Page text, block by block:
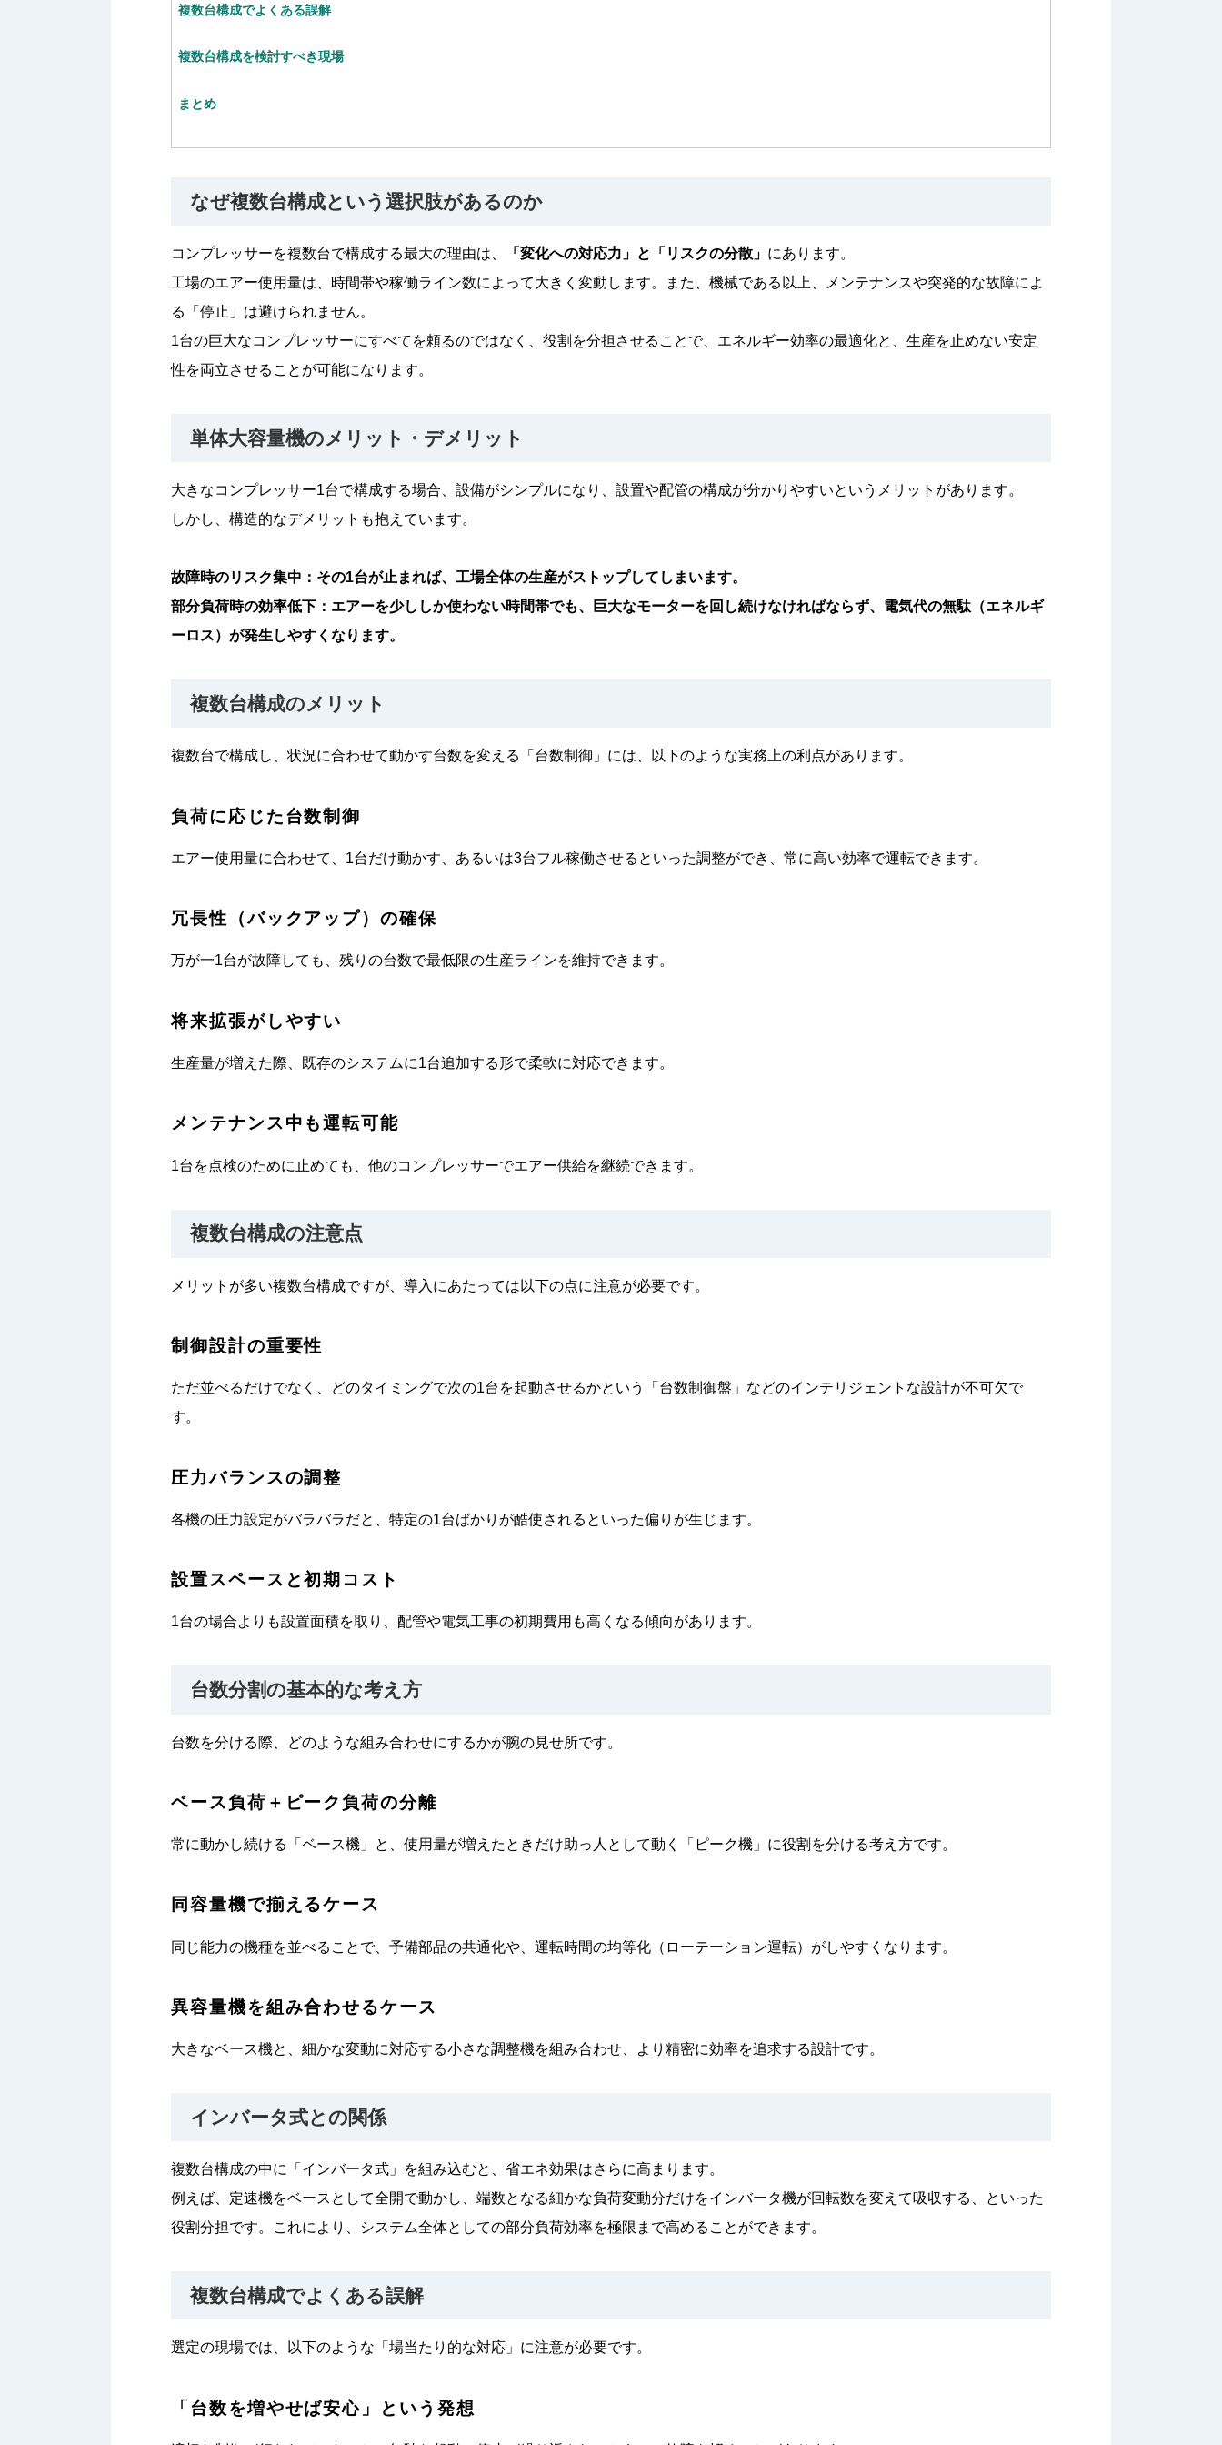
複数台構成でよくある誤解
複数台構成を検討すべき現場
まとめ
なぜ複数台構成という選択肢があるのか
コンプレッサーを複数台で構成する最大の理由は、 「変化への対応力」と「リスクの分散」 にあります。
工場のエアー使用量は、時間帯や稼働ライン数によって大きく変動します。また、機械である以上、メンテナンスや突発的な故障によ
る「停止」は避けられません。
1台の巨大なコンプレッサーにすべてを頼るのではなく、役割を分担させることで、エネルギー効率の最適化と、生産を止めない安定
性を両立させることが可能になります。
単体大容量機のメリット・デメリット
大きなコンプレッサー1台で構成する場合、設備がシンプルになり、設置や配管の構成が分かりやすいというメリットがあります。
しかし、構造的なデメリットも抱えています。
故障時のリスク集中：その1台が止まれば、工場全体の生産がストップしてしまいます。
部分負荷時の効率低下：エアーを少ししか使わない時間帯でも、巨大なモーターを回し続けなければならず、電気代の無駄（エネルギ
ーロス）が発生しやすくなります。
複数台構成のメリット
複数台で構成し、状況に合わせて動かす台数を変える「台数制御」には、以下のような実務上の利点があります。
負荷に応じた台数制御
エアー使用量に合わせて、1台だけ動かす、あるいは3台フル稼働させるといった調整ができ、常に高い効率で運転できます。
冗長性（バックアップ）の確保
万が一1台が故障しても、残りの台数で最低限の生産ラインを維持できます。
将来拡張がしやすい
生産量が増えた際、既存のシステムに1台追加する形で柔軟に対応できます。
メンテナンス中も運転可能
1台を点検のために止めても、他のコンプレッサーでエアー供給を継続できます。
複数台構成の注意点
メリットが多い複数台構成ですが、導入にあたっては以下の点に注意が必要です。
制御設計の重要性
ただ並べるだけでなく、どのタイミングで次の1台を起動させるかという「台数制御盤」などのインテリジェントな設計が不可欠で
す。
圧力バランスの調整
各機の圧力設定がバラバラだと、特定の1台ばかりが酷使されるといった偏りが生じます。
設置スペースと初期コスト
1台の場合よりも設置面積を取り、配管や電気工事の初期費用も高くなる傾向があります。
台数分割の基本的な考え方
台数を分ける際、どのような組み合わせにするかが腕の見せ所です。
ベース負荷＋ピーク負荷の分離
常に動かし続ける「ベース機」と、使用量が増えたときだけ助っ人として動く「ピーク機」に役割を分ける考え方です。
同容量機で揃えるケース
同じ能力の機種を並べることで、予備部品の共通化や、運転時間の均等化（ローテーション運転）がしやすくなります。
異容量機を組み合わせるケース
大きなベース機と、細かな変動に対応する小さな調整機を組み合わせ、より精密に効率を追求する設計です。
インバータ式との関係
複数台構成の中に「インバータ式」を組み込むと、省エネ効果はさらに高まります。
例えば、定速機をベースとして全開で動かし、端数となる細かな負荷変動分だけをインバータ機が回転数を変えて吸収する、といった
役割分担です。これにより、システム全体としての部分負荷効率を極限まで高めることができます。
複数台構成でよくある誤解
選定の現場では、以下のような「場当たり的な対応」に注意が必要です。
「台数を増やせば安心」という発想